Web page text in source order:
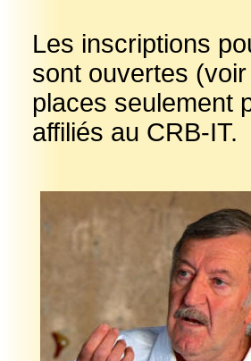
Les inscriptions
sont ouvertes
places seulement
affiliés au CRB-IT.